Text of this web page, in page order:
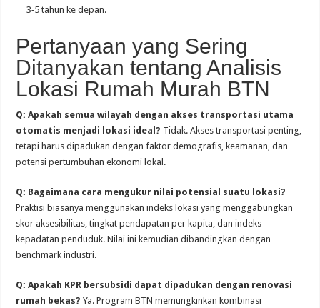
3‑5 tahun ke depan.
Pertanyaan yang Sering
Ditanyakan tentang Analisis
Lokasi Rumah Murah BTN
Q: Apakah semua wilayah dengan akses transportasi utama
otomatis menjadi lokasi ideal? Tidak. Akses transportasi penting,
tetapi harus dipadukan dengan faktor demografis, keamanan, dan
potensi pertumbuhan ekonomi lokal.
Q: Bagaimana cara mengukur nilai potensial suatu lokasi?
Praktisi biasanya menggunakan indeks lokasi yang menggabungkan
skor aksesibilitas, tingkat pendapatan per kapita, dan indeks
kepadatan penduduk. Nilai ini kemudian dibandingkan dengan
benchmark industri.
Q: Apakah KPR bersubsidi dapat dipadukan dengan renovasi
rumah bekas? Ya. Program BTN memungkinkan kombinasi